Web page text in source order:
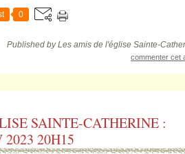
0
Published by Les amis de l'église Sainte-
commenter cet
SAINTE-CATHERINE :
20H15